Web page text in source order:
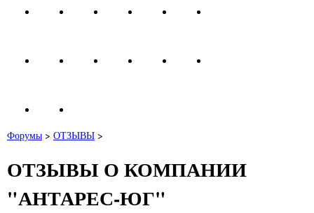
Форумы > ОТЗЫВЫ >
ОТЗЫВЫ О КОМПАНИИ
"АНТАРЕС-ЮГ"